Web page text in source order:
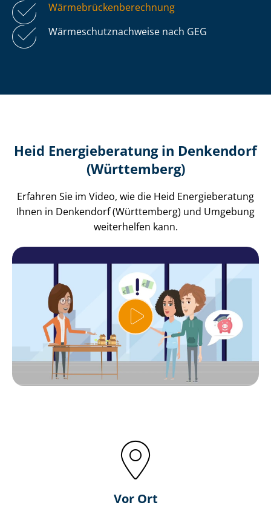
Wär­me­brü­cken­be­rech­nung
Wär­me­schutz­nach­wei­se nach GEG
Heid Energieberatung in Denkendorf
(Württemberg)
Erfahren Sie im Video, wie die Heid Energieberatung
Ihnen in Denkendorf (Württemberg) und Umgebung
weiterhelfen kann.
Vor Ort